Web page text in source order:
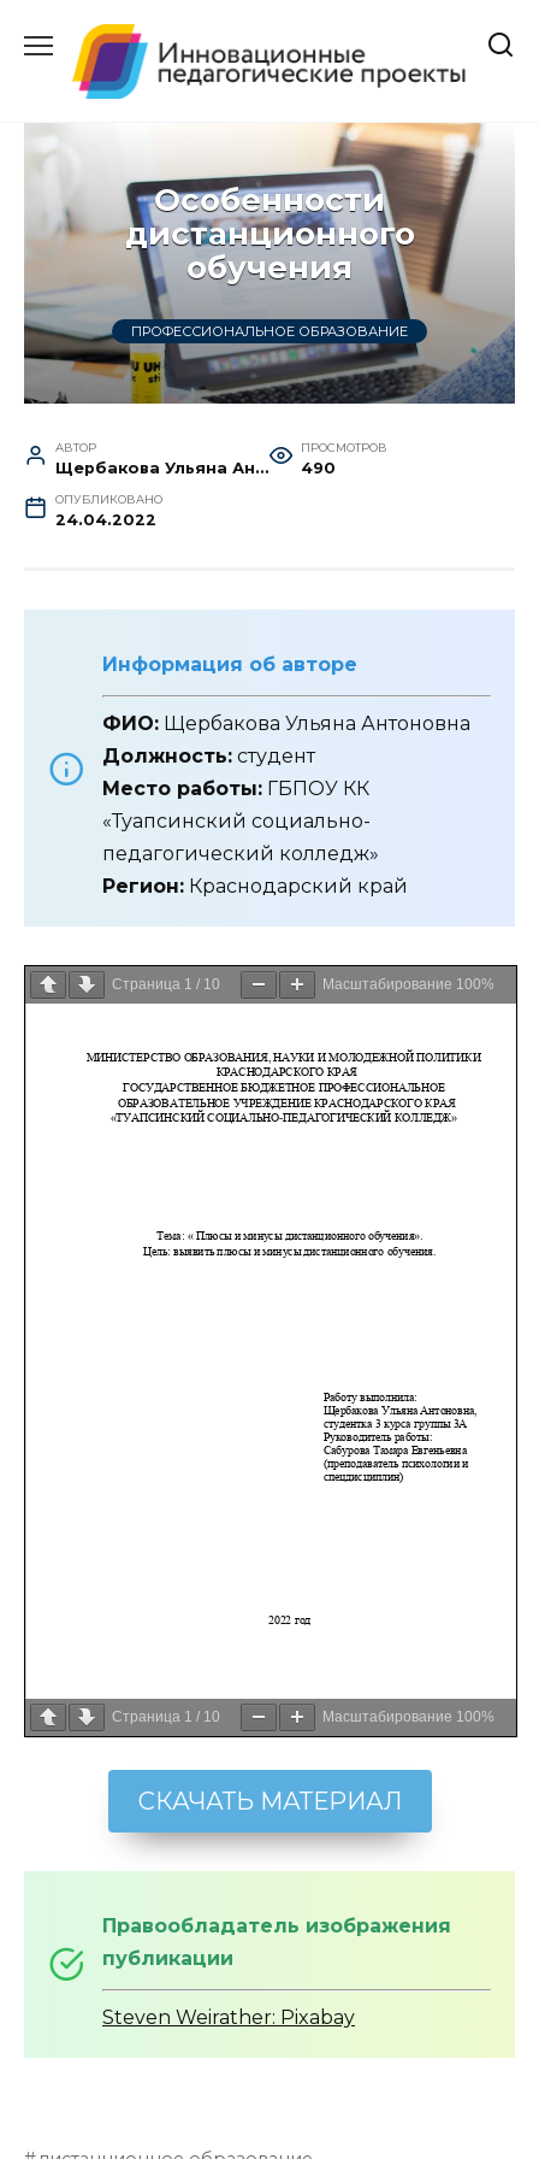
содержанию
Особенности
дистанционного
обучения
ПРОФЕССИОНАЛЬНОЕ ОБРАЗОВАНИЕ
АВТОР
Щербакова Ульяна Антоновна
ПРОСМОТРОВ
490
ОПУБЛИКОВАНО
24.04.2022
Информация об авторе
ФИО: Щербакова Ульяна Антоновна
Должность: студент
Место работы: ГБПОУ КК
«Туапсинский социально-
педагогический колледж»
Регион: Краснодарский край
Страница 1 / 10 Масштабирование 100%
Страница 1 / 10 Масштабирование 100%
СКАЧАТЬ МАТЕРИАЛ
Правообладатель изображения
публикации
Steven Weirather: Pixabay